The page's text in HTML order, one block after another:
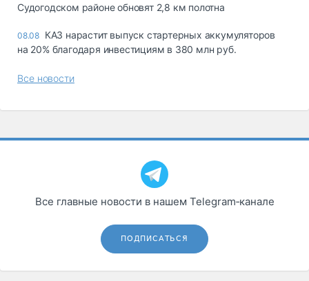
Судогодском районе обновят 2,8 км полотна
08.08 КАЗ нарастит выпуск стартерных аккумуляторов
на 20% благодаря инвестициям в 380 млн руб.
Все новости
Все главные новости в нашем Telegram‑канале
ПОДПИСАТЬСЯ